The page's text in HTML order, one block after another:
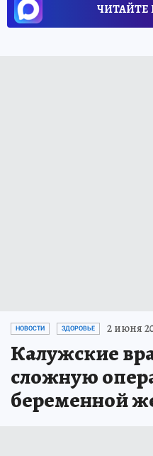
ЧИТАЙТЕ
НОВОСТИ ЗДОРОВЬЕ 2 июня
Калужские
сложную
беременной